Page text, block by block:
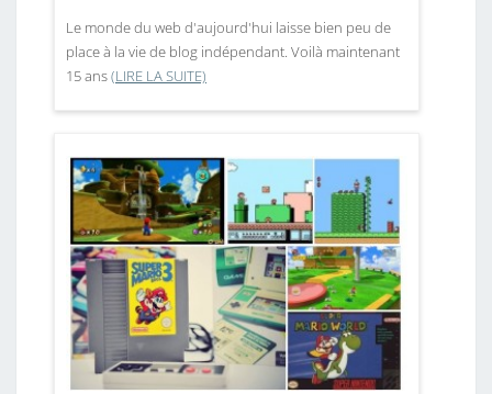
Le monde du web d'aujourd'hui laisse bien peu de
place à la vie de blog indépendant. Voilà maintenant
15 ans(LIRE LA SUITE)